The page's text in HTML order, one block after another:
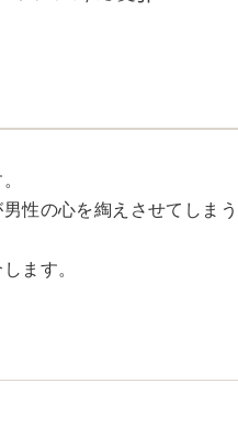
性の心を綯えさせてしまう
ます。